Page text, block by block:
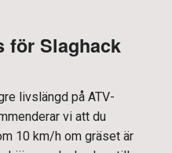
för Slaghack
livslängd på ATV-
vi att du
10 km/h om gräset är